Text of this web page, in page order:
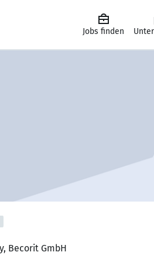
Jobs finden
Becorit GmbH